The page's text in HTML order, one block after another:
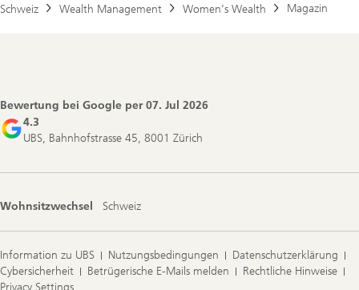
Schweiz
Wealth Management Women’s Wealth Magazin
Bewertung bei Google per07. Jul 2026
4.3
UBS, Bahnhofstrasse 45, 8001 Zürich
Wohnsitzwechsel Schweiz
Information zu UBS Nutzungsbedingungen
Datenschutzerklärung
Cybersicherheit
Betrügerische E-Mails melden
Rechtliche Hinweise
Privacy Settings